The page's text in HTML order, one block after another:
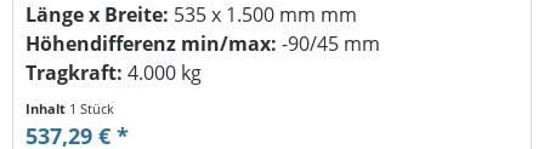
Länge x Breite: 535 x 1.500 mm mm
Höhendifferenz min/max: -90/45 mm
Tragkraft: 4.000 kg
Inhalt 1 Stück
537,29 € *